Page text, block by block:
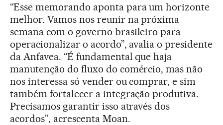
“Esse memorando aponta para um horizonte
melhor. Vamos nos reunir na próxima
semana com o governo brasileiro para
operacionalizar o acordo”, avalia o presidente
da Anfavea. “É fundamental que haja
manutenção do fluxo do comércio, mas não
nos interessa só vender ou comprar, e sim
também fortalecer a integração produtiva.
Precisamos garantir isso através dos
acordos”, acrescenta Moan.